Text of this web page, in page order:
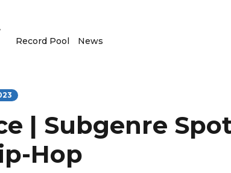
Record Pool News
| Subgenre
Hop